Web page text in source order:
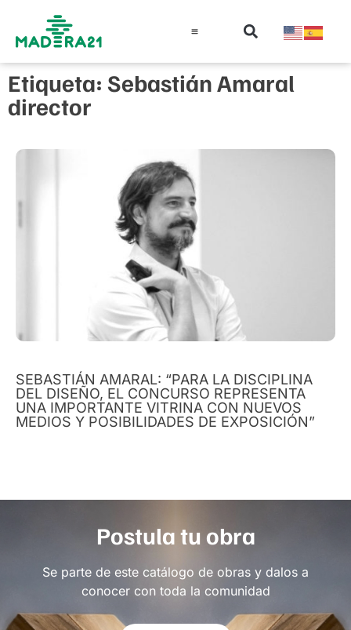
Etiqueta: Sebastián Amaral
director
SEBASTIÁN AMARAL: “PARA LA DISCIPLINA
DEL DISEÑO, EL CONCURSO REPRESENTA
UNA IMPORTANTE VITRINA CON NUEVOS
MEDIOS Y POSIBILIDADES DE EXPOSICIÓN”
Postula tu obra
Se parte de este catálogo de obras y dalos a
conocer con toda la comunidad